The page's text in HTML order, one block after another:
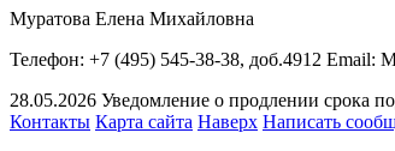
Муратова Елена Михайловна
Телефон: +7 (495) 545-38-38, доб.4912 Email:
28.05.2026 Уведомление о продлении срока
Контакты Карта сайта Наверх Написать